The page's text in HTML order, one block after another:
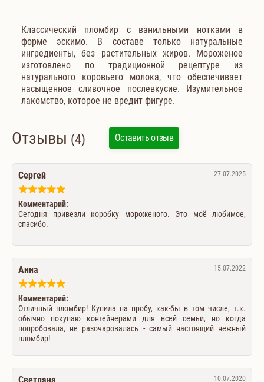
Классический пломбир с ванильными нотками в
форме эскимо. В составе только натуральные
ингредиенты, без растительных жиров. Мороженое
изготовлено по традиционной рецептуре из
натурального коровьего молока, что обеспечивает
насыщенное сливочное послевкусие. Изумительное
лакомство, которое не вредит фигуре.
Отзывы (4) Оставить отзыв
27.07.2025
Сергей
Комментарий:
Сегодня привезли коробку мороженого. Это моë любимое,
спасибо.
15.07.2022
Анна
Комментарий:
Отличный пломбир! Купила на пробу, как-бы в том числе, т.к.
обычно покупаю контейнерами для всей семьи, но когда
попробовала, не разочаровалась - самый настоящий нежный
пломбир!
10.07.2020